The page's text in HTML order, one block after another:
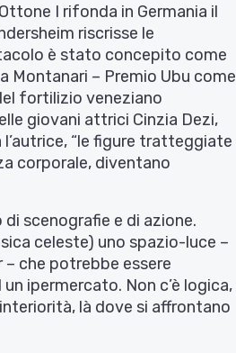
I rifonda in Germania il
riscrisse le
è stato concepito come
Montanari – Premio Ubu come
fortilizio veneziano
giovani attrici Cinzia Dezi,
“le figure tratteggiate
corporale, diventano
scenografie e di azione.
celeste) uno spazio-luce –
– che potrebbe essere
ipermercato. Non c’è logica,
là dove si affrontano